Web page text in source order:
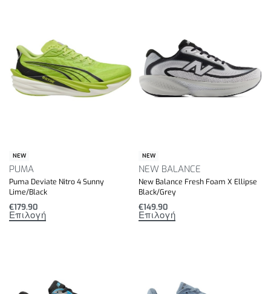
NEW
PUMA
Puma Deviate Nitro 4 Sunny
Lime/Black
€179.90
Επιλογή
NEW
NEW BALANCE
New Balance Fresh Foam X Ellipse
Black/Grey
€149.90
Επιλογή